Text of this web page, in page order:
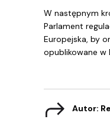
W następnym
Parlament
Europejska, by
opublikowane w
Autor: